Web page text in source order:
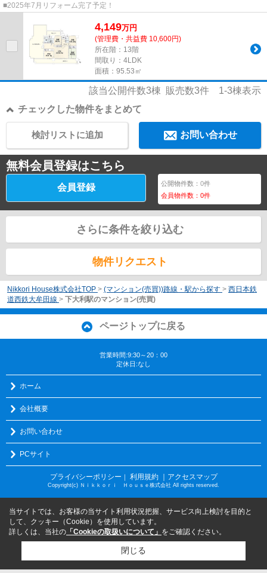
■2025年7月リフォーム完了予定！
4,149万円
(管理費・共益費 10,600円)
所在階：13階
間取り：4LDK
面積：95.53㎡
該当公開件数3棟 販売数3件 1-3棟表示
チェックした物件をまとめて
お問い合わせ
検討リストに追加
無料会員登録はこちら
会員登録 公開物件数：0件
会員物件数：0件
さらに条件を絞り込む
物件リクエスト
Nikkori House株式会社TOP > (マンション(売買))路線・駅から探す > 西日本鉄
道西鉄大牟田線 > 下大利駅のマンション(売買)
ページトップに戻る
営業時間:9:30～20：00
定休日:なし
ホーム
会社概要
お問い合わせ
PCサイト
プライバシーポリシー ｜ 利用規約 ｜アクセスマップ
Copyright(c) Ｎｉｋｋｏｒｉ Ｈｏｕｓｅ株式会社 All rights reserved.
当サイトでは、お客様の当サイト利用状況把握、サービス向上検討を目的と
して、クッキー（Cookie）を使用しています。
詳しくは、当社の 「Cookieの取扱いについて」 をご確認ください。
閉じる